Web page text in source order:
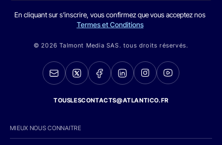
En cliquant sur s'inscrire, vous confirmez que vous acceptez nos
Termes et Conditions
© 2026 Talmont Media SAS. tous droits réservés.
TOUSLESCONTACTS@ATLANTICO.FR
MIEUX NOUS CONNAITRE